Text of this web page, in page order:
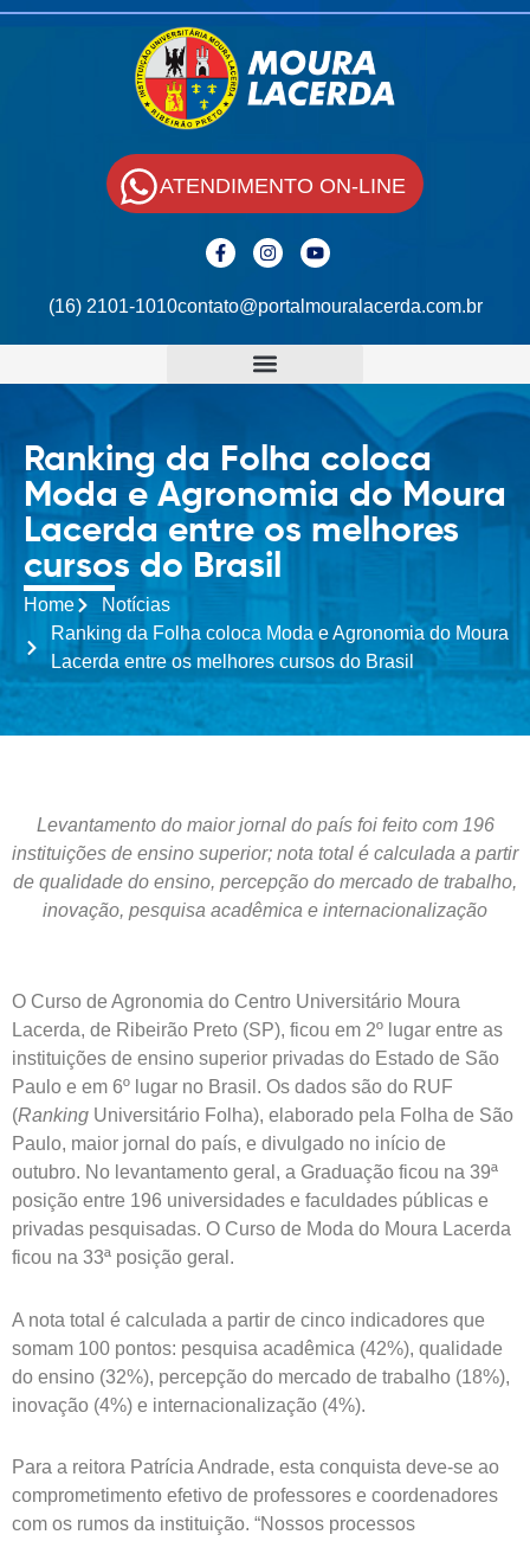
(16) 2101-1010contato@portalmouralacerda.com.br
ATENDIMENTO ON-LINE
Ranking da Folha coloca
Moda e Agronomia do Moura
Lacerda entre os melhores
cursos do Brasil
Home
Notícias
Ranking da Folha coloca Moda e Agronomia do Moura
Lacerda entre os melhores cursos do Brasil
Levantamento do maior jornal do país foi feito com 196
instituições de ensino superior; nota total é calculada a partir
de qualidade do ensino, percepção do mercado de trabalho,
inovação, pesquisa acadêmica e internacionalização
O Curso de Agronomia do Centro Universitário Moura
Lacerda, de Ribeirão Preto (SP), ficou em 2º lugar entre as
instituições de ensino superior privadas do Estado de São
Paulo e em 6º lugar no Brasil. Os dados são do RUF
(Ranking Universitário Folha), elaborado pela Folha de São
Paulo, maior jornal do país, e divulgado no início de
outubro. No levantamento geral, a Graduação ficou na 39ª
posição entre 196 universidades e faculdades públicas e
privadas pesquisadas. O Curso de Moda do Moura Lacerda
ficou na 33ª posição geral.
A nota total é calculada a partir de cinco indicadores que
somam 100 pontos: pesquisa acadêmica (42%), qualidade
do ensino (32%), percepção do mercado de trabalho (18%),
inovação (4%) e internacionalização (4%).
Para a reitora Patrícia Andrade, esta conquista deve-se ao
comprometimento efetivo de professores e coordenadores
com os rumos da instituição. “Nossos processos